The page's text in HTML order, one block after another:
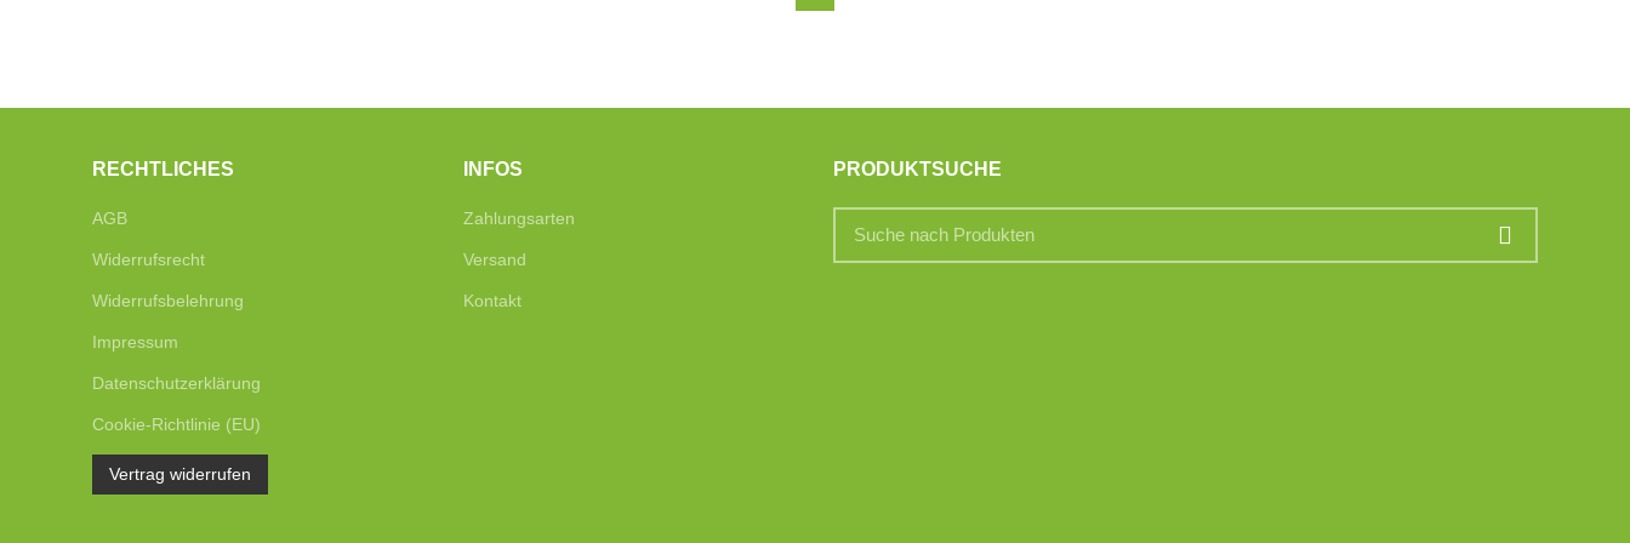
RECHTLICHES
AGB
Widerrufsrecht
Widerrufsbelehrung
Impressum
Datenschutzerklärung
Cookie-Richtlinie (EU)
Vertrag widerrufen
INFOS
Zahlungsarten
Versand
Kontakt
PRODUKTSUCHE